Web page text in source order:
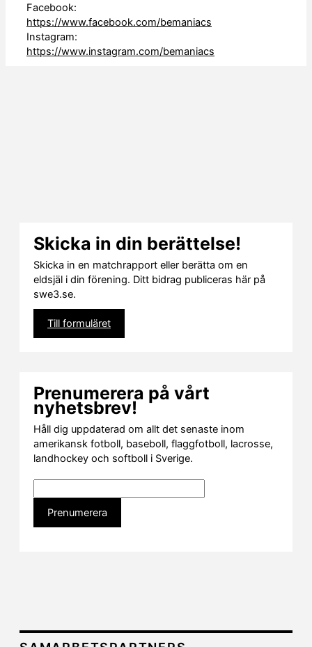
Facebook:
https://www.facebook.com/bemaniacs
Instagram:
https://www.instagram.com/bemaniacs
Skicka in din berättelse!
Skicka in en matchrapport eller berätta om en
eldsjäl i din förening. Ditt bidrag publiceras här på
swe3.se.
Till formuläret
Prenumerera på vårt
nyhetsbrev!
Håll dig uppdaterad om allt det senaste inom
amerikansk fotboll, baseboll, flaggfotboll, lacrosse,
landhockey och softboll i Sverige.